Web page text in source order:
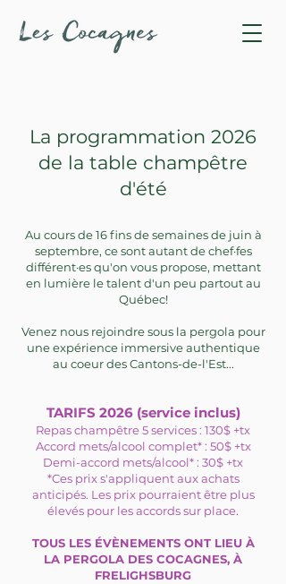
La programmation 2026
de la table champêtre
d'été
Au cours de 16 fins de semaines de juin à
septembre, ce sont autant de chef·fes
différent·es qu'on vous propose, mettant
en lumière le talent d'un peu partout au
Québec!
Venez nous rejoindre sous la pergola pour
une expérience immersive authentique
au coeur des Cantons-de-l'Est...
TARIFS 2026 (service inclus)
Repas champêtre 5 services : 130$ +tx
Accord mets/alcool complet* : 50$ +tx
Demi-accord mets/alcool* : 30$ +tx
*Ces prix s'appliquent aux achats
anticipés. Les prix pourraient être plus
élevés pour les accords sur place.
TOUS LES ÉVÈNEMENTS ONT LIEU À
LA PERGOLA DES COCAGNES, À
FRELIGHSBURG